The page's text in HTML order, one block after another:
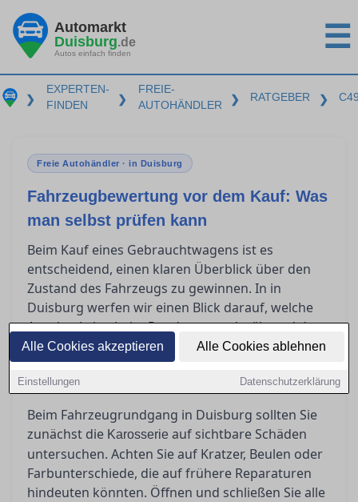
Alle Cookies akzeptieren Alle Cookies ablehnen
Einstellungen Datenschutzerklärung
Automarkt
Duisburg.de
Autos einfach finden ☰
❯
EXPERTEN-
FINDEN
❯
FREIE-
AUTOHÄNDLER
❯ RATGEBER ❯
Freie Autohändler · in Duisburg
Fahrzeugbewertung vor dem Kauf: Was
man selbst prüfen kann
Beim Kauf eines Gebrauchtwagens ist es
entscheidend, einen klaren Überblick über den
Zustand des Fahrzeugs zu gewinnen. In in
Duisburg werfen wir einen Blick darauf, welche
Aspekte Laien beim Rundgang und während der
Probefahrt eigenständig einschätzen können.
Hier erfahren Sie zudem, wann es ratsam ist,
einen unabhängigen Gutachter hinzuzuziehen.
Beim Fahrzeugrundgang in Duisburg sollten Sie
zunächst die Karosserie auf sichtbare Schäden
untersuchen. Achten Sie auf Kratzer, Beulen oder
Farbunterschiede, die auf frühere Reparaturen
hindeuten könnten. Öffnen und schließen Sie alle